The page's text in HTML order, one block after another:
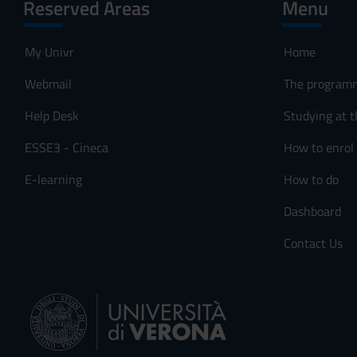
Reserved Areas
My Univr
Webmail
Help Desk
ESSE3 - Cineca
E-learning
Menu
Home
The
Studying at
How to enrol
How to do
Dashboard
Contact Us